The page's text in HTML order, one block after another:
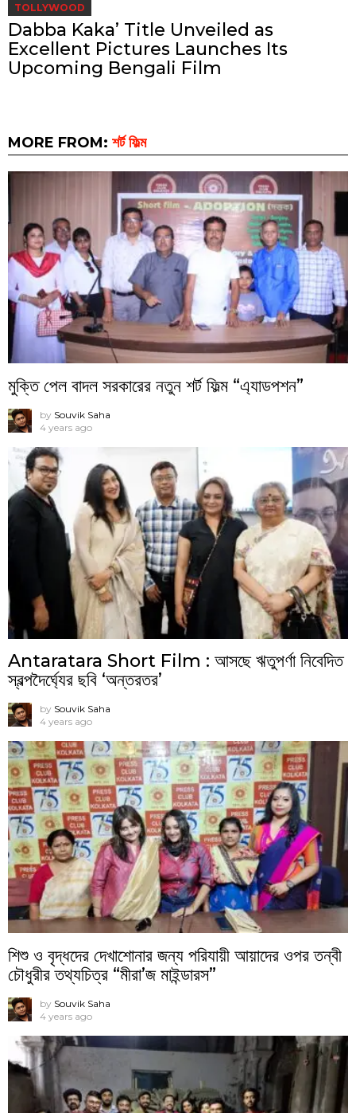
TOLLYWOOD
Dabba Kaka’ Title Unveiled as
Excellent Pictures Launches Its
Upcoming Bengali Film
MORE FROM: শর্ট ফিল্ম
মুক্তি পেল বাদল সরকারের নতুন শর্ট ফিল্ম “এ্যাডপশন”
by Souvik Saha
4 years ago
Antaratara Short Film : আসছে ঋতুপর্ণা নিবেদিত
স্বল্পদৈর্ঘ্যের ছবি ‘অন্তরতর’
by Souvik Saha
4 years ago
শিশু ও বৃদ্ধদের দেখাশোনার জন্য পরিযায়ী আয়াদের ওপর তন্বী
চৌধুরীর তথ্যচিত্র “মীরা’জ মাইন্ডারস”
by Souvik Saha
4 years ago